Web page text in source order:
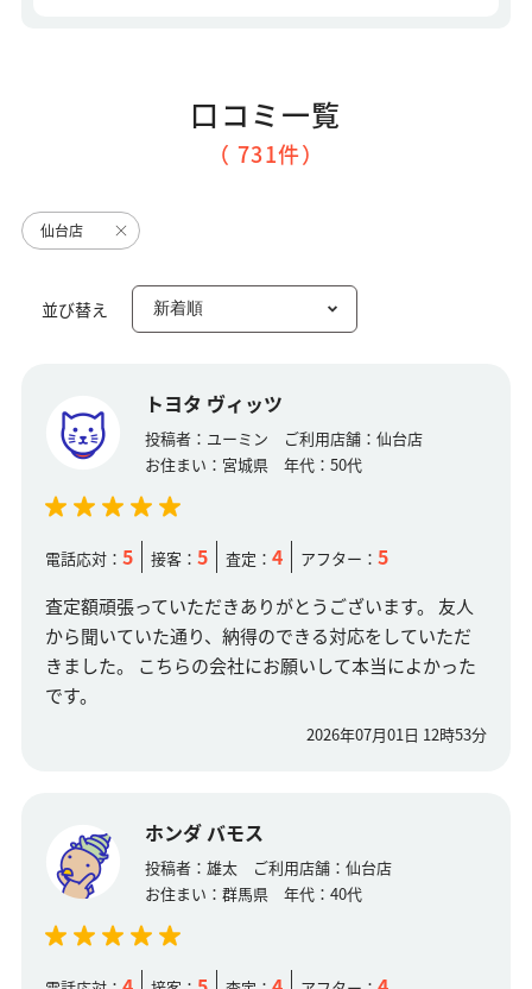
口コミ一覧
（ 731件）
仙台店
並び替え
トヨタ ヴィッツ
投稿者： ユーミン ご利用店舗： 仙台店
お住まい： 宮城県 年代： 50代
電話応対： 5 接客： 5 査定： 4 アフター： 5
査定額頑張っていただきありがとうございます。 友人
から聞いていた通り、納得のできる対応をしていただ
きました。 こちらの会社にお願いして本当によかった
です。
2026年07月01日 12時53分
ホンダ バモス
投稿者： 雄太 ご利用店舗： 仙台店
お住まい： 群馬県 年代： 40代